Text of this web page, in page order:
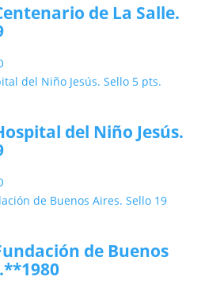
de La Salle.
del Niño Jesús.
de Buenos